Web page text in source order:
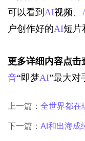
可以看到 AI视频、
户创作好的AI短片
更多详细内容点击
音“即梦AI”最大对
上一篇： 全世界都在玩的中
下一篇： AI和出海成